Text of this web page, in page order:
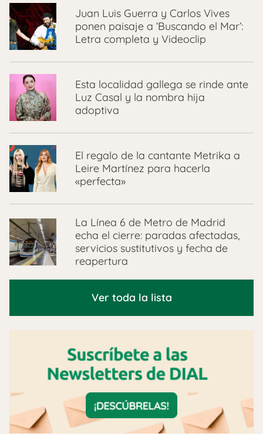
Juan Luis Guerra y Carlos Vives
ponen paisaje a ‘Buscando el Mar’:
Letra completa y Videoclip
Esta localidad gallega se rinde ante
Luz Casal y la nombra hija
adoptiva
El regalo de la cantante Metrika a
Leire Martínez para hacerla
«perfecta»
La Línea 6 de Metro de Madrid
echa el cierre: paradas afectadas,
servicios sustitutivos y fecha de
reapertura
Ver toda la lista